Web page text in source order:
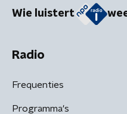
Wie luistert
Radio
Frequenties
Programma's